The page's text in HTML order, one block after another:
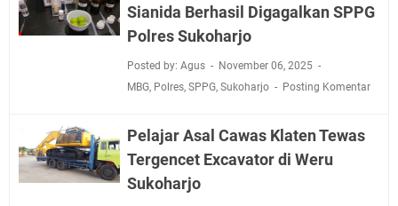
Sianida Berhasil Digagalkan SPPG
Polres Sukoharjo
Posted by: Agus
November 06, 2025
MBG, Polres, SPPG, Sukoharjo Posting Komentar
Pelajar Asal Cawas Klaten Tewas
Tergencet Excavator di Weru
Sukoharjo